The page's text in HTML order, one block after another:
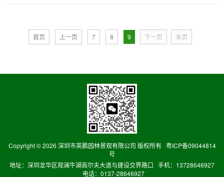
首页 上一页 7 8 9 下一页 末页
Copyright ©2026 深圳市英鹏园林景观有限公司 版权所有 粤ICP备09044814
号
地址：深圳龙华区观澜牛湖高尔夫大道与建设交界路口 手机：13728646927
电话：0137-28646927